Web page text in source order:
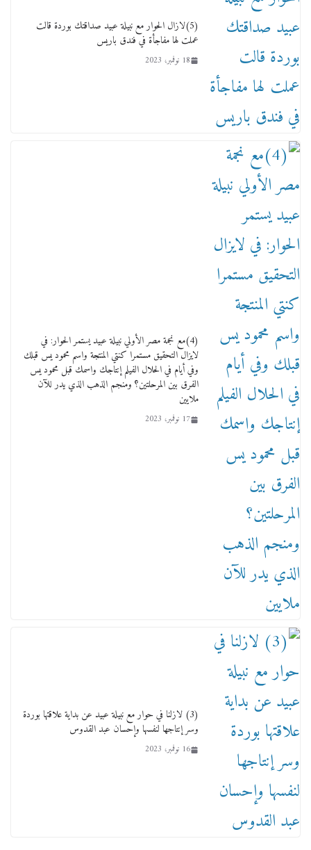
18 يناير، 2026
من مذكراتي علي هامش الأفراح حته كدا كهارب
تودي تحت الشمس يا ورا الشمس ووصفة كيف
تكون سمسار فنانين لناس مش مفهومين
12 يناير، 2026
(5)لازال الحوار مع نبيلة عبيد صداقتك بوردة قالت
عملت لها مفاجأة في فندق باريس
18 نوفمبر، 2023
(4)مع نجمة مصر الأولي نبيلة عبيد يستمر الحوار: في
لايزال التحقيق مستمرا كنتي المنتجة واسم محمود يس قبلك
وفي أيام في الحلال الفيلم إنتاجك واسمك قبل محمود يس
الفرق بين المرحلتين؟ ومنجم الذهب الذي يدر للآن
ملايين
17 نوفمبر، 2023
(3) لازلنا في حوار مع نبيلة عبيد عن بداية علاقتها بوردة
وسر إنتاجها لنفسها وإحسان عبد القدوس
16 نوفمبر، 2023